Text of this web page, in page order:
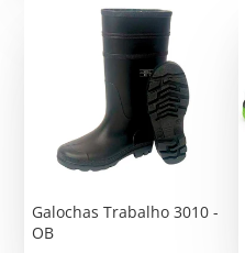
Galochas Trabalho 3010 -
OB